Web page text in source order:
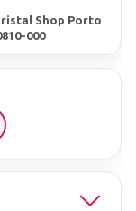
Shop Porto
000